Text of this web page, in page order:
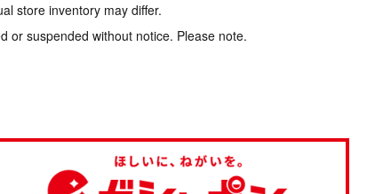
store inventory may differ.
or suspended without notice. Please note.